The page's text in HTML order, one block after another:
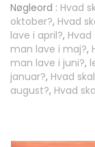
Nøgleord : Hvad
oktober?, Hvad
lave i april?,
man lave i maj?,
man lave i juni?,
januar?, Hvad
august?, Hvad